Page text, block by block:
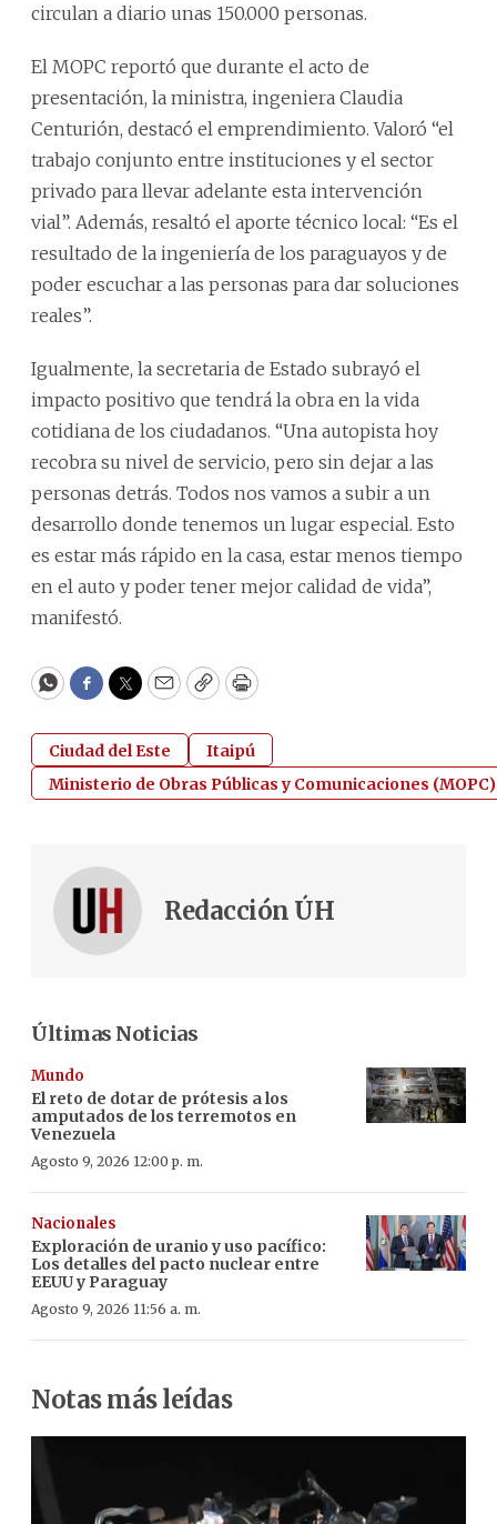
circulan a diario unas 150.000 personas.
El MOPC reportó que durante el acto de
presentación, la ministra, ingeniera Claudia
Centurión, destacó el emprendimiento. Valoró “el
trabajo conjunto entre instituciones y el sector
privado para llevar adelante esta intervención
vial”. Además, resaltó el aporte técnico local: “Es el
resultado de la ingeniería de los paraguayos y de
poder escuchar a las personas para dar soluciones
reales”.
Igualmente, la secretaria de Estado subrayó el
impacto positivo que tendrá la obra en la vida
cotidiana de los ciudadanos. “Una autopista hoy
recobra su nivel de servicio, pero sin dejar a las
personas detrás. Todos nos vamos a subir a un
desarrollo donde tenemos un lugar especial. Esto
es estar más rápido en la casa, estar menos tiempo
en el auto y poder tener mejor calidad de vida”,
manifestó.
WhatsApp
Facebook
Twitter
EmailCopyPrint
Ciudad del Este
Itaipú
Ministerio de Obras Públicas y Comunicaciones (MOPC)
Redacción ÚH
Últimas Noticias
Mundo
El reto de dotar de prótesis a los
amputados de los terremotos en
Venezuela
Agosto 9, 2026 12:00 p. m.
Nacionales
Exploración de uranio y uso pacífico:
Los detalles del pacto nuclear entre
EEUU y Paraguay
Agosto 9, 2026 11:56 a. m.
Notas más leídas